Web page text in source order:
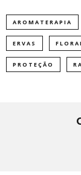
AROMATERAPIA
ERVAS
PROTEÇÃO